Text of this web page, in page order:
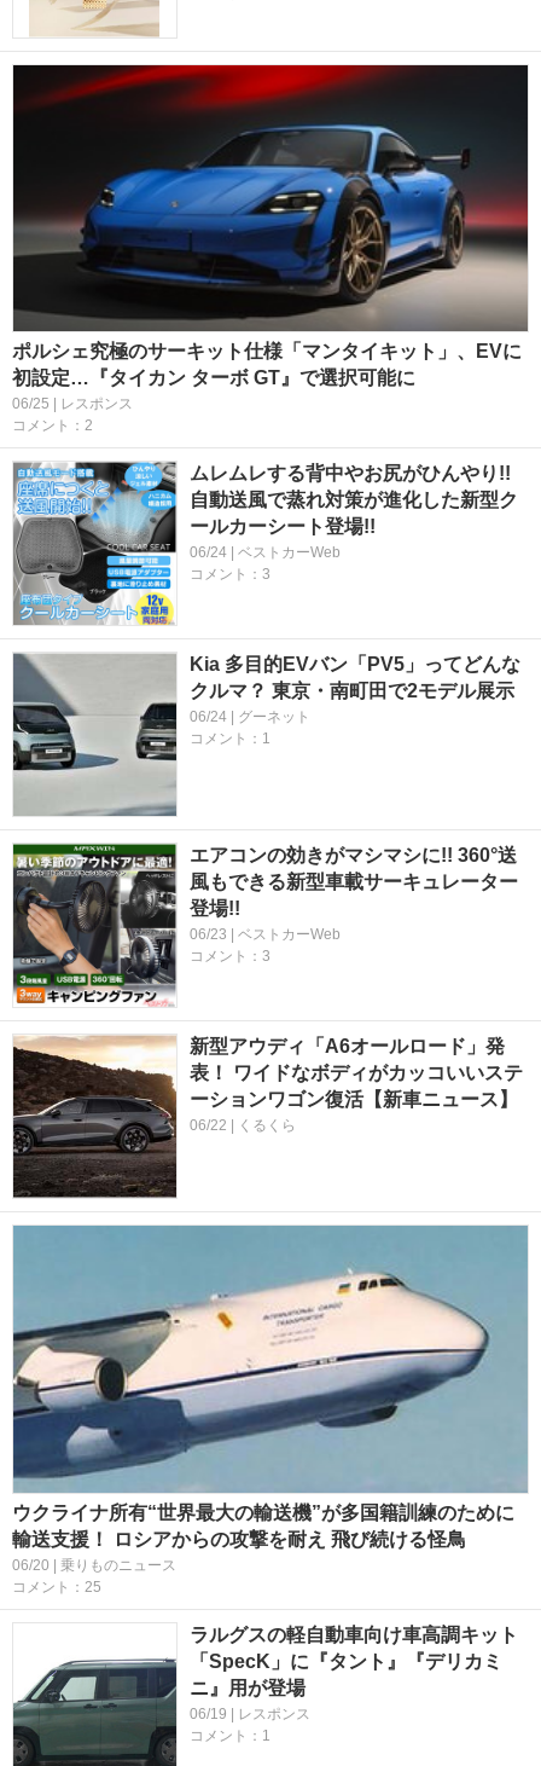
ポルシェ究極のサーキット仕様「マンタイキット」、EVに
初設定…『タイカン ターボ GT』で選択可能に
06/25 | レスポンス
コメント：2
ムレムレする背中やお尻がひんやり!!
自動送風で蒸れ対策が進化した新型ク
ールカーシート登場!!
06/24 | ベストカーWeb
コメント：3
Kia 多目的EVバン「PV5」ってどんな
クルマ？ 東京・南町田で2モデル展示
06/24 | グーネット
コメント：1
エアコンの効きがマシマシに!! 360°送
風もできる新型車載サーキュレーター
登場!!
06/23 | ベストカーWeb
コメント：3
新型アウディ「A6オールロード」発
表！ ワイドなボディがカッコいいステ
ーションワゴン復活【新車ニュース】
06/22 | くるくら
ウクライナ所有“世界最大の輸送機”が多国籍訓練のために
輸送支援！ ロシアからの攻撃を耐え 飛び続ける怪鳥
06/20 | 乗りものニュース
コメント：25
ラルグスの軽自動車向け車高調キット
「SpecK」に『タント』『デリカミ
ニ』用が登場
06/19 | レスポンス
コメント：1